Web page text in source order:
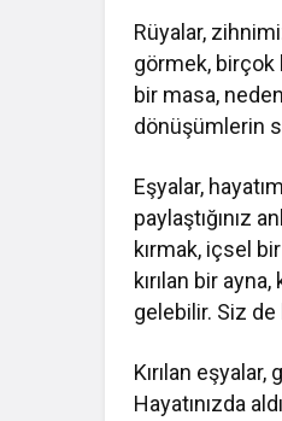
Rüyalar,
görmek, birçok
bir masa,
dönüşümlerin
Eşyalar,
paylaştığınız
kırmak, içsel
kırılan bir
gelebilir. Siz
Kırılan
Hayatınızda